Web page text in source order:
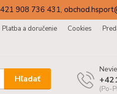
908 736 431,
Platba a doručenie Cookies
Hľadať
(Po-